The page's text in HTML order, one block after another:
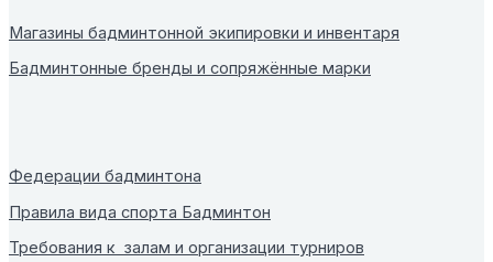
Магазины бадминтонной экипировки и инвентаря
Бадминтонные бренды и сопряжённые марки
Федерации бадминтона
Правила вида спорта Бадминтон
Требования к залам и организации турниров